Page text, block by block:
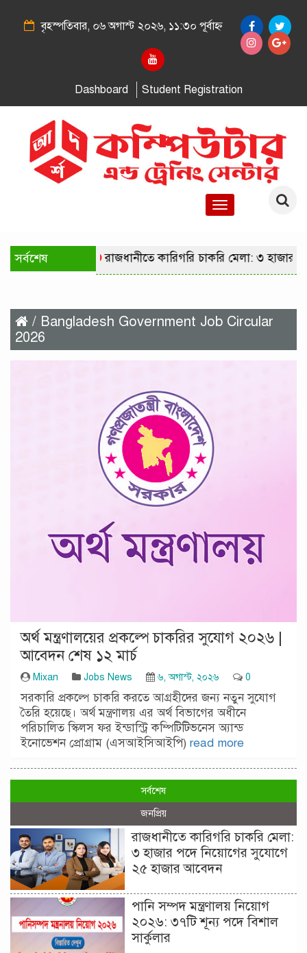
বৃহস্পতিবার, ০৬ অগাস্ট ২০২৬, ১১:৩০ পূর্বাহ্ন
Dashboard Student Registration
Toggle
সর্বশেষ রাজধানীতে কারিগরি চাকরি মেলা: ৩ হাজার
/ Bangladesh Government Job Circular
2026
অর্থ মন্ত্রণালয়ের প্রকল্পে চাকরির সুযোগ ২০২৬ |
আবেদন শেষ ১২ মার্চ
Mixan Jobs News ৬, অগাস্ট, ২০২৬ 0
সরকারি প্রকল্পে চাকরি করতে আগ্রহীদের জন্য নতুন সুযোগ
তৈরি হয়েছে। অর্থ মন্ত্রণালয় এর অর্থ বিভাগের অধীনে
পরিচালিত স্কিলস ফর ইন্ডাস্ট্রি কম্পিটিটিভনেস অ্যান্ড
ইনোভেশন প্রোগ্রাম (এসআইসিআইপি) read more
সর্বশেষ
জনপ্রিয়
রাজধানীতে কারিগরি চাকরি মেলা:
৩ হাজার পদে নিয়োগের সুযোগে
২৫ হাজার আবেদন
পানি সম্পদ মন্ত্রণালয় নিয়োগ
২০২৬: ৩৭টি শূন্য পদে বিশাল
সার্কুলার